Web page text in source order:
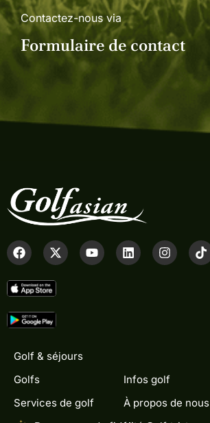
Contactez-nous via
Formulaire de contact
Golf & séjours
Golfs
Services de golf
Infos golf
À propos de nous